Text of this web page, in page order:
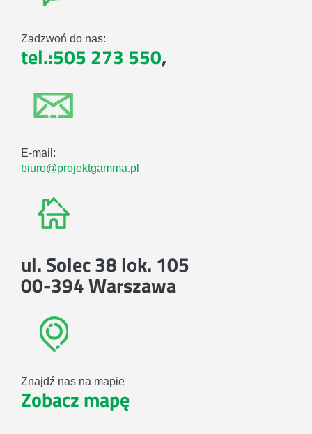
Zadzwoń do nas:
tel.:505 273 550,
E-mail:
biuro@projektgamma.pl
ul. Solec 38 lok. 105
00-394 Warszawa
Znajdź nas na mapie
Zobacz mapę